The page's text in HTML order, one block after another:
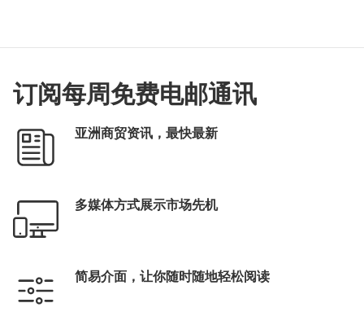
订阅每周免费电邮通讯
亚洲商贸资讯，最快最新
多媒体方式展示市场先机
简易介面，让你随时随地轻松阅读